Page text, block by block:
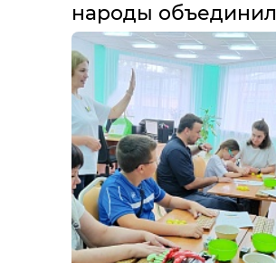
народы объединил